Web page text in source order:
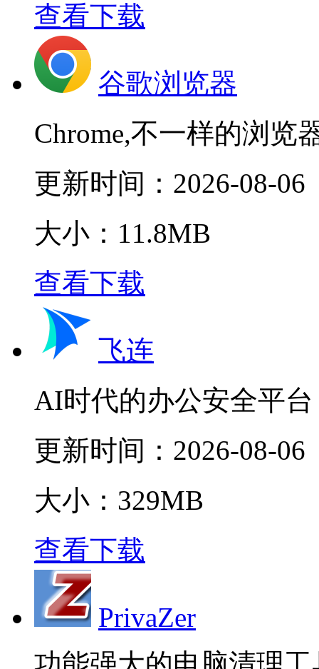
查看下载
谷歌浏览器
Chrome,不一样的浏览
更新时间： 2026-08-06
大小：11.8MB
查看下载
飞连
AI时代的办公安全平台
更新时间： 2026-08-06
大小：329MB
查看下载
PrivaZer